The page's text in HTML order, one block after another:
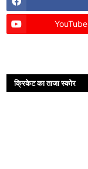
YouTube
क्रिकेट का ताजा स्कोर